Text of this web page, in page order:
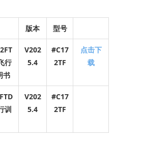
版本 型号
行
书
V202
5.4
#C17
2TF
点击下
载
训
V202
5.4
#C17
2TF